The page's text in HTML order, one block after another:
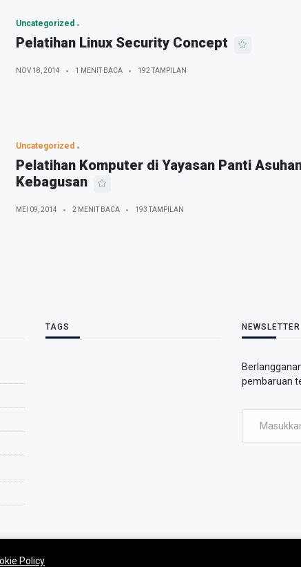
Uncategorized
Pelatihan Linux Security Concept
NOV 18, 2014 1 MENIT BACA 192 TAMPILAN
Uncategorized
Pelatihan Komputer di Yayasan Panti
Kebagusan
MEI 09, 2014 2 MENIT BACA 193 TAMPILAN
TAGS NEWSLETTER
pembaruan
Policy